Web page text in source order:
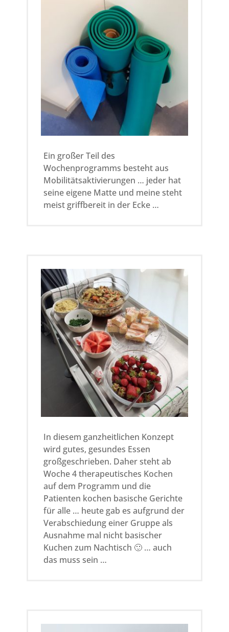
Ein großer Teil des
Wochenprogramms besteht aus
Mobilitätsaktivierungen … jeder hat
seine eigene Matte und meine steht
meist griffbereit in der Ecke …
In diesem ganzheitlichen Konzept
wird gutes, gesundes Essen
großgeschrieben. Daher steht ab
Woche 4 therapeutisches Kochen
auf dem Programm und die
Patienten kochen basische Gerichte
für alle … heute gab es aufgrund der
Verabschiedung einer Gruppe als
Ausnahme mal nicht basischer
Kuchen zum Nachtisch 🙂 … auch
das muss sein …